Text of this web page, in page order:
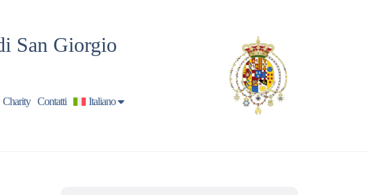
San Giorgio
Charity Contatti Italiano